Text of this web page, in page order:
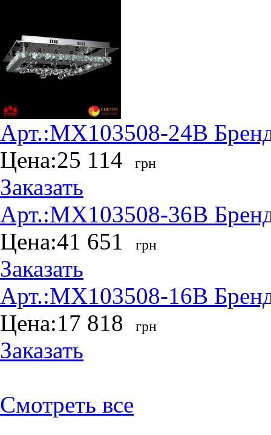
Арт.:MX103508-24B
Цена:25 114 грн
Заказать
Арт.:MX103508-36B
Цена:41 651 грн
Заказать
Арт.:MX103508-16B
Цена:17 818 грн
Заказать
Смотреть все